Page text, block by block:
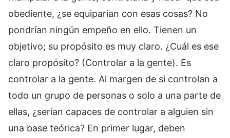
obediente, ¿se equiparían con esas cosas? No
pondrían ningún empeño en ello. Tienen un
objetivo; su propósito es muy claro. ¿Cuál es ese
claro propósito? (Controlar a la gente). Es
controlar a la gente. Al margen de si controlan a
todo un grupo de personas o solo a una parte de
ellas, ¿serían capaces de controlar a alguien sin
una base teórica? En primer lugar, deben